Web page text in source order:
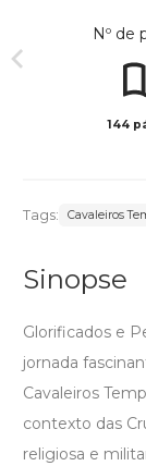
Nº de
144
Tags: Cavaleiros
Sinopse
Glorificados e
jornada
Cavaleiros
contexto das
religiosa e